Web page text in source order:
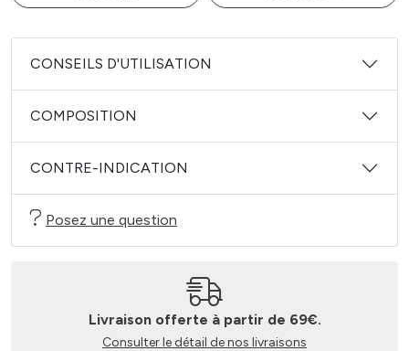
CONSEILS D'UTILISATION
COMPOSITION
CONTRE-INDICATION
Posez une question
Livraison offerte à partir de 69€.
Consulter le détail de nos livraisons